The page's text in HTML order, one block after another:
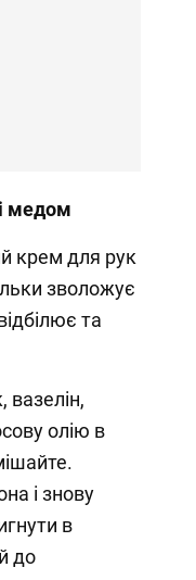
медом
крем для рук
зволожує
та
вазелін,
олію в
і знову
в
до